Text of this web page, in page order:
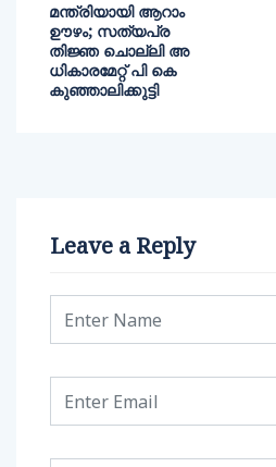
മന്ത്രിയായി ആറാം
ഊഴം; സത്യപ്ര
തിജ്ഞ ചൊല്ലി അ
ധികാരമേറ്റ് പി കെ
കുഞ്ഞാലിക്കുട്ടി
Leave a Reply